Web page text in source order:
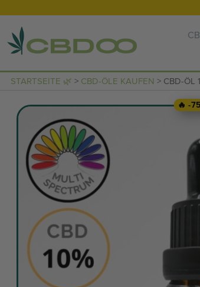
STARTSEITE 🌿 > CBD-ÖLE KAUFEN > CBD-ÖL
🔥 -